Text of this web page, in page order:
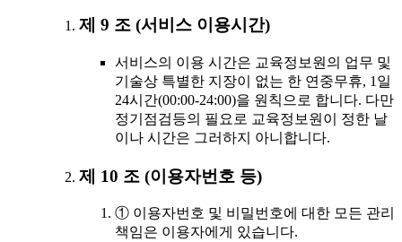
제 9 조 (서비스 이용시간)
서비스의 이용 시간은 교육정보원의 업무 및
기술상 특별한 지장이 없는 한 연중무휴, 1일
24시간(00:00-24:00)을 원칙으로 합니다. 다만
정기점검등의 필요로 교육정보원이 정한 날
이나 시간은 그러하지 아니합니다.
제 10 조 (이용자번호 등)
① 이용자번호 및 비밀번호에 대한 모든 관리
책임은 이용자에게 있습니다.